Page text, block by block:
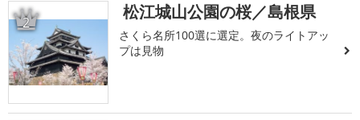
2 松江城山公園の桜／島根県
さくら名所100選に選定。夜のライトアッ
プは見物